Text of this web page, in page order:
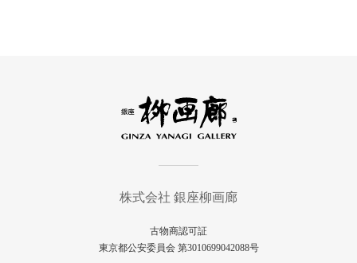
株式会社 銀座柳画廊
古物商認可証
東京都公安委員会 第3010699042088号